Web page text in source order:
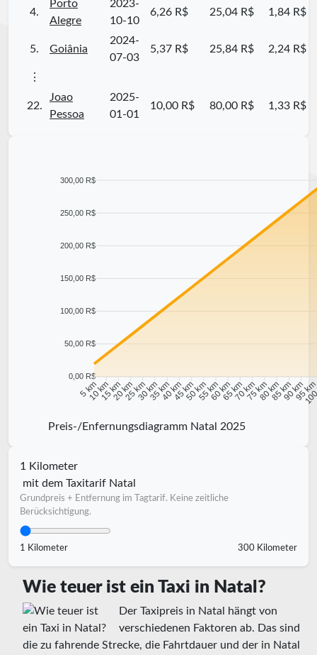
4.
Porto
Alegre
2023-
10-10
6,26 R$ 25,04 R$ 1,84 R$
5. Goiânia
2024-
07-03
5,37 R$ 25,84 R$ 2,24 R$
⋮
22.
Joao
Pessoa
2025-
01-01
10,00 R$ 80,00 R$ 1,33 R$
300,00 R$
250,00 R$
200,00 R$
150,00 R$
100,00 R$
50,00 R$
0,00 R$
5 km
10 km15 km20 km25 km30 km35 km40 km45 km50 km55 km60 km65 km70 km75 km80 km85 km90 km95 km
Preis-/Enfernungsdiagramm Natal 2025
1 Kilometer
mit dem Taxitarif Natal
Grundpreis + Entfernung im Tagtarif. Keine zeitliche
Berücksichtigung.
1 Kilometer 300 Kilometer
Wie teuer ist ein Taxi in Natal?
Der Taxipreis in Natal hängt von
verschiedenen Faktoren ab. Das sind
die zu fahrende Strecke, die Fahrtdauer und der in Natal